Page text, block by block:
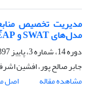
مدیریت تخصیص
مدل‌های SWAT و WEAP
دوره 14، شماره 3، پاییز 1397، صفحه
جابر صالح پور، افشین
مشاهده مقاله
اصل